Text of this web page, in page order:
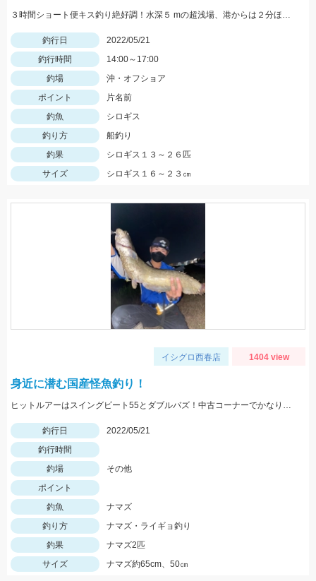
３時間ショート便キス釣り絶好調！水深５ mの超浅場、港からは２分ほどの片名前が凄い！午後便キス釣り予約受付中です
釣行日
2022/05/21
釣行時間
14:00～17:00
釣場
沖・オフショア
ポイント
片名前
釣魚
シロギス
釣り方
船釣り
釣果
シロギス１３～２６匹
サイズ
シロギス１６～２３㎝
イシグロ西春店 1404 view
身近に潜む国産怪魚釣り！
ヒットルアーはスイングビート55とダブルバズ！中古コーナーでかなりお値打ちとなっております！
釣行日
2022/05/21
釣行時間
釣場
その他
ポイント
釣魚
ナマズ
釣り方
ナマズ・ライギョ釣り
釣果
ナマズ2匹
サイズ
ナマズ約65cm、50㎝